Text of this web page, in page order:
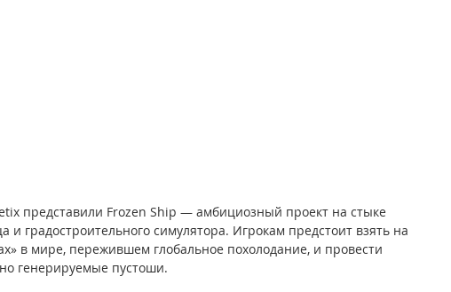
представили Frozen Ship — амбициозный проект на стыке
градостроительного симулятора. Игрокам предстоит взять на
в мире, пережившем глобальное похолодание, и провести
генерируемые пустоши.